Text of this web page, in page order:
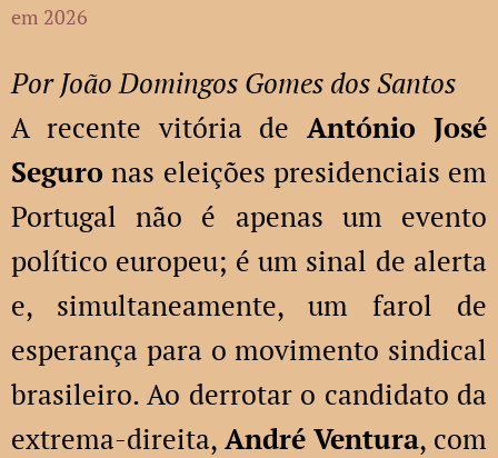
em 2026
Por João Domingos Gomes dos Santos
A recente vitória de António José
Seguro nas eleições presidenciais em
Portugal não é apenas um evento
político europeu; é um sinal de alerta
e, simultaneamente, um farol de
esperança para o movimento sindical
brasileiro. Ao derrotar o candidato da
extrema-direita, André Ventura, com